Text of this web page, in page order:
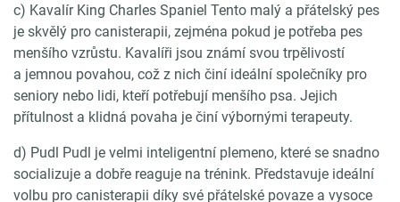
c) Kavalír King Charles Spaniel Tento malý a přátelský pes
je skvělý pro canisterapii, zejména pokud je potřeba pes
menšího vzrůstu. Kavalíři jsou známí svou trpělivostí
a jemnou povahou, což z nich činí ideální společníky pro
seniory nebo lidi, kteří potřebují menšího psa. Jejich
přítulnost a klidná povaha je činí výbornými terapeuty.
d) Pudl Pudl je velmi inteligentní plemeno, které se snadno
socializuje a dobře reaguje na trénink. Představuje ideální
volbu pro canisterapii díky své přátelské povaze a vysoce